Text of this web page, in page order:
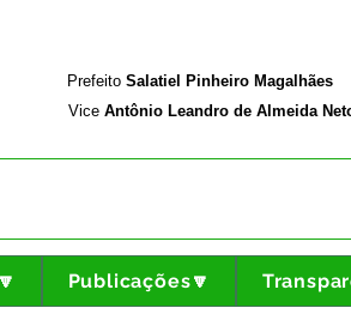
Prefeito Salatiel Pinheiro Magalhães
Vice Antônio Leandro de Almeida
Publicações🔽